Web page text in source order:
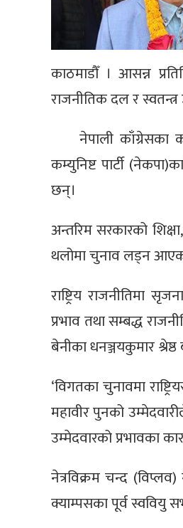
काठमाडौँ । आसन्न
राजनीतिक दल र स्वतन्त्र
नेपाली काँग्रेसका
कम्युनिष्ट पार्टी
छन्।
अन्तरिम सरकारको
थलोमा चुनाव लड्न
राष्ट्रिय राजनीतिमा
प्रभाव तथा सम्बद्ध
बेनीका धनञ्जयकुमार
‘विगतका चुनावमा
महावीर पुनको
उम्मेदवारको प्रभावका
नेत्रविक्रम चन्द
क्याम्पसका पूर्व स्ववियु